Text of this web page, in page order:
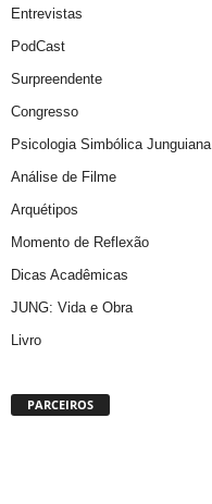
Entrevistas
PodCast
Surpreendente
Congresso
Psicologia Simbólica Junguiana
Análise de Filme
Arquétipos
Momento de Reflexão
Dicas Acadêmicas
JUNG: Vida e Obra
Livro
PARCEIROS